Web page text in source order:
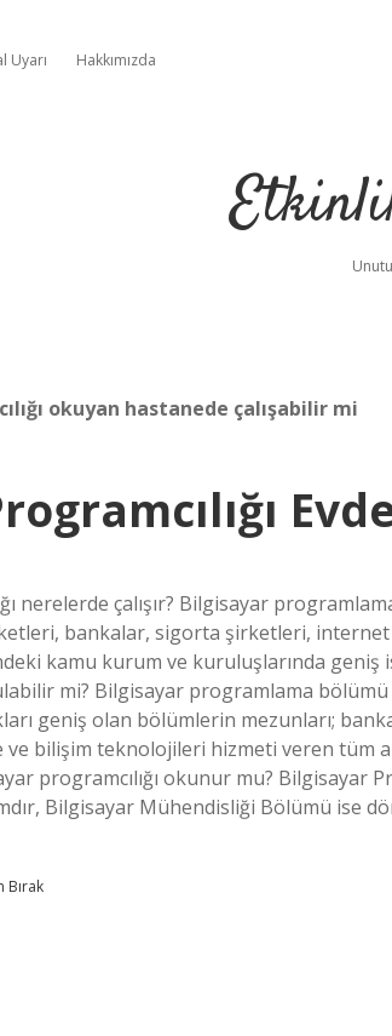
Uyarı Hakkımızda
okuyan hastanede çalışabilir mi
nerelerde çalışır? Bilgisayar
bankalar, sigorta şirketleri,
kamu kurum ve kuruluşlarında geniş
mi? Bilgisayar programlama
geniş olan bölümlerin mezunları;
bilişim teknolojileri hizmeti veren tüm
programcılığı okunur mu? Bilgisayar
Bilgisayar Mühendisliği Bölümü ise
Bırak